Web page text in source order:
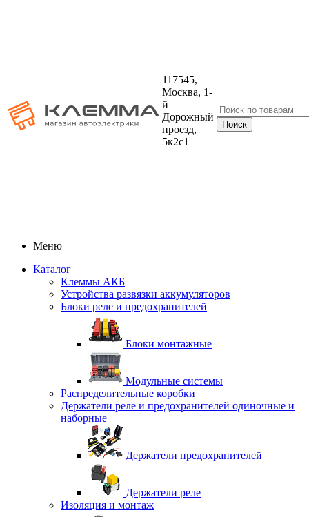
117545,
Москва, 1-
й
Дорожный
проезд,
5к2с1
Меню
Каталог
Клеммы АКБ
Устройства развязки аккумуляторов
Блоки реле и предохранителей
Блоки монтажные
Модульные системы
Распределительные коробки
Держатели реле и предохранителей одиночные и
наборные
Держатели предохранителей
Держатели реле
Изоляция и монтаж